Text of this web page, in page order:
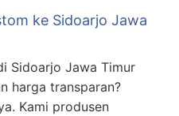
ke Sidoarjo Jawa
Sidoarjo Jawa Timur
harga transparan?
Kami produsen